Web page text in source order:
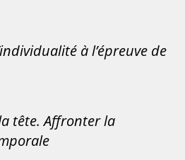
à l’épreuve de
tête. Affronter la